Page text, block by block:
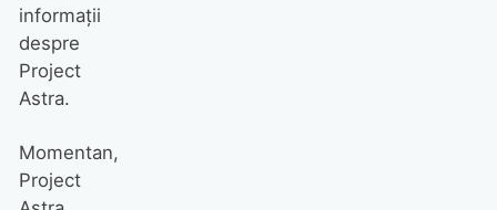
informații
despre
Project
Astra.
Momentan,
Project